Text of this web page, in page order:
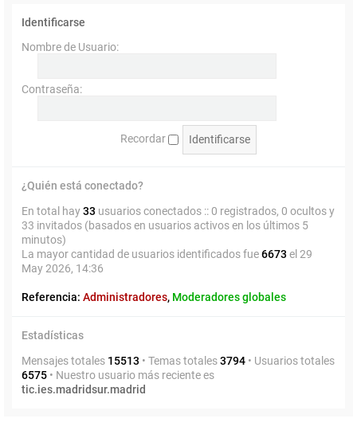
Identificarse
Nombre de Usuario:
Contraseña:
Recordar
¿Quién está conectado?
En total hay33 usuarios conectados :: 0 registrados, 0 ocultos y
33 invitados (basados en usuarios activos en los últimos 5
minutos)
La mayor cantidad de usuarios identificados fue6673 el 29
May 2026, 14:36
Referencia: Administradores, Moderadores globales
Estadísticas
Mensajes totales 15513 • Temas totales3794 • Usuarios totales
6575 • Nuestro usuario más reciente es
tic.ies.madridsur.madrid